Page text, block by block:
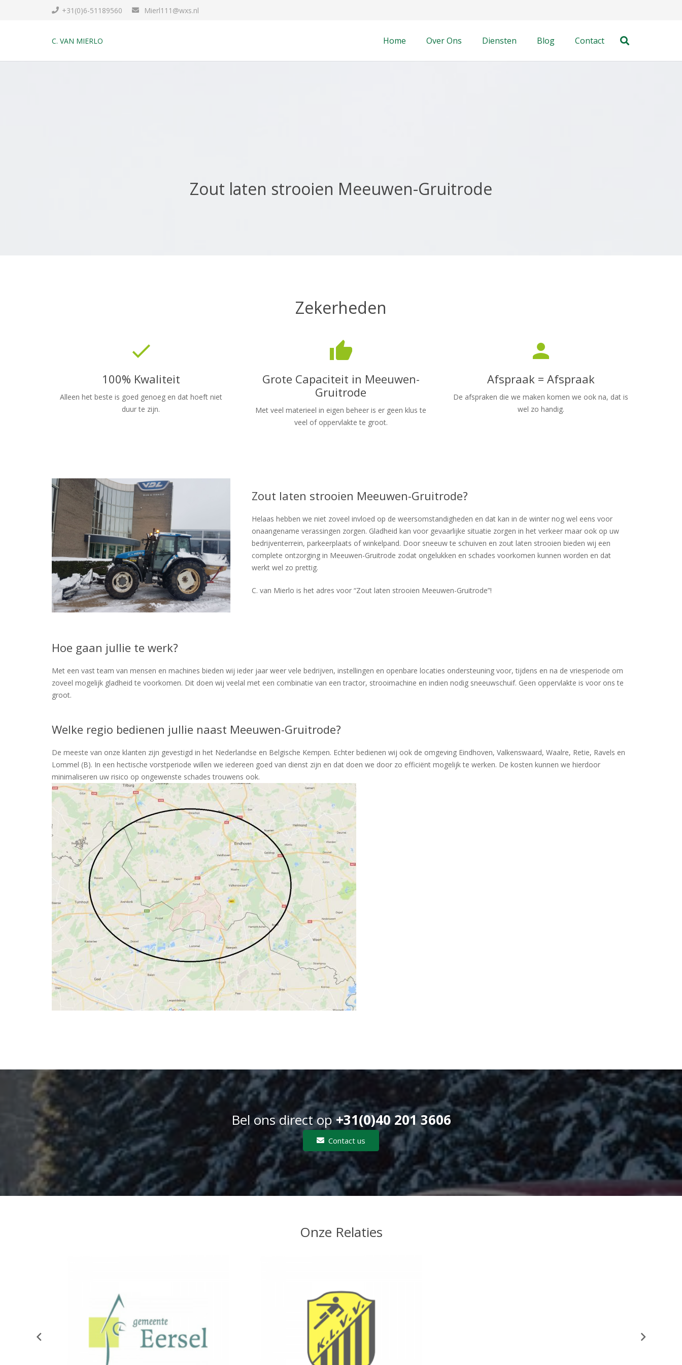
+31(0)6-51189560 Mierl111@wxs.nl
C. VAN MIERLO Home Over Ons Diensten Blog Contact
Zout laten strooien Meeuwen-Gruitrode
Zekerheden
done
100% Kwaliteit
Alleen het beste is goed genoeg en dat hoeft niet
duur te zijn.
thumb_up
Grote Capaciteit in Meeuwen-
Gruitrode
Met veel materieel in eigen beheer is er geen klus te
veel of oppervlakte te groot.
person
Afspraak = Afspraak
De afspraken die we maken komen we ook na, dat is
wel zo handig.
Zout laten strooien Meeuwen-Gruitrode?
Helaas hebben we niet zoveel invloed op de weersomstandigheden en dat kan in de winter nog wel eens voor
onaangename verassingen zorgen. Gladheid kan voor gevaarlijke situatie zorgen in het verkeer maar ook op uw
bedrijventerrein, parkeerplaats of winkelpand. Door sneeuw te schuiven en zout laten strooien bieden wij een
complete ontzorging in Meeuwen-Gruitrode zodat ongelukken en schades voorkomen kunnen worden en dat
werkt wel zo prettig.
C. van Mierlo is het adres voor “Zout laten strooien Meeuwen-Gruitrode”!
Hoe gaan jullie te werk?
Met een vast team van mensen en machines bieden wij ieder jaar weer vele bedrijven, instellingen en openbare locaties ondersteuning voor, tijdens en na de vriesperiode om
zoveel mogelijk gladheid te voorkomen. Dit doen wij veelal met een combinatie van een tractor, strooimachine en indien nodig sneeuwschuif. Geen oppervlakte is voor ons te
groot.
Welke regio bedienen jullie naast Meeuwen-Gruitrode?
De meeste van onze klanten zijn gevestigd in het Nederlandse en Belgische Kempen. Echter bedienen wij ook de omgeving Eindhoven, Valkenswaard, Waalre, Retie, Ravels en
Lommel (B). In een hectische vorstperiode willen we iedereen goed van dienst zijn en dat doen we door zo efficiënt mogelijk te werken. De kosten kunnen we hierdoor
minimaliseren uw risico op ongewenste schades trouwens ook.
Bel ons direct op+31(0)40 201 3606
Contact us
Onze Relaties